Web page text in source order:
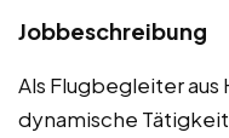
Jobbeschreibung
Als Flugbegleiter
dynamische